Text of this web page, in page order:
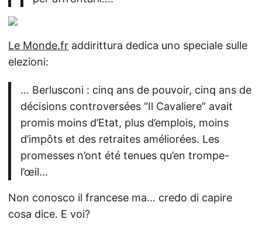
Le Monde.fr addirittura dedica uno speciale sulle
elezioni:
… Berlusconi : cinq ans de pouvoir, cinq ans de
décisions controversées “Il Cavaliere” avait
promis moins d’Etat, plus d’emplois, moins
d’impôts et des retraites améliorées. Les
promesses n’ont été tenues qu’en trompe-
l’œil…
Non conosco il francese ma… credo di capire
cosa dice. E voi?